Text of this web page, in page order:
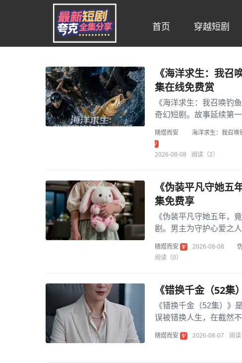
首页 穿越短剧
《海洋求生：我召
集在线免费赏
《海洋求生：我召唤钓
奇幻短剧。故事延续第
海洋求生：我召唤
随煜而安
2026-08-08 阅读（2）
《伪装平凡守她五
集免费享
《伪装平凡守她五年，
剧。男主为守护心爱之
随煜而安
2026-08-08
阅读（0）
《错换千金（52
《错换千金（52集）》
误被错换人生，在截然
随煜而安 2026-08-07 阅读